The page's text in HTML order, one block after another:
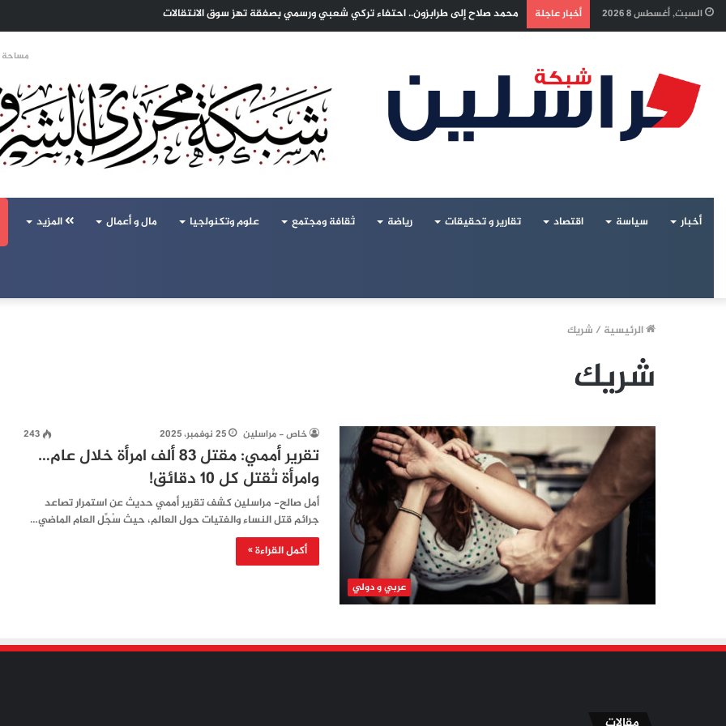
السبت, أغسطس 8 2026 أخبار عاجلة إسرائيل تراقب «اتفاق مكة» بقلق.. تحالف تركيا والسعودية وباكستان يفتح أسئلة جديدة حول ميزان القوى الإقليمي
مساحة
أخبار سياسة اقتصاد تقارير و تحقيقات رياضة ثقافة ومجتمع علوم وتكنولجيا مال و أعمال المزيد
الرئيسية / شريك
شريك
عربي و دولي
خاص - مراسلين 25 نوفمبر، 2025 243
تقرير أممي: مقتل 83 ألف امرأة خلال عام…
وامرأة تُقتل كل 10 دقائق!
أمل صالح- مراسلين كشف تقرير أممي حديث عن استمرار تصاعد
جرائم قتل النساء والفتيات حول العالم، حيث سُجِّل العام الماضي…
أكمل القراءة »